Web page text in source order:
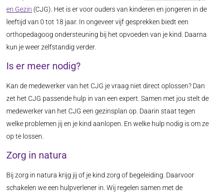
en Gezin (CJG). Het is er voor ouders van kinderen en jongeren in de
leeftijd van 0 tot 18 jaar. In ongeveer vijf gesprekken biedt een
orthopedagoog ondersteuning bij het opvoeden van je kind. Daarna
kun je weer zelfstandig verder.
Is er meer nodig?
Kan de medewerker van het CJG je vraag niet direct oplossen? Dan
zet het CJG passende hulp in van een expert. Samen met jou stelt de
medewerker van het CJG een gezinsplan op. Daarin staat tegen
welke problemen jij en je kind aanlopen. En welke hulp nodig is om ze
op te lossen.
Zorg in natura
Bij zorg in natura krijg jij of je kind zorg of begeleiding. Daarvoor
schakelen we een hulpverlener in. Wij regelen samen met de